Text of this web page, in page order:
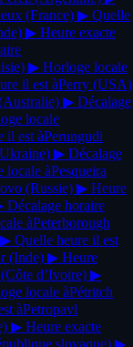
(France) ▶ Quelle
▶ Heure exacte
▶ Horloge locale
il est àPerry (USA)
▶ Décalage
locale
il est àPerungudi
▶ Décalage
locale àPesqueira
(Russie) ▶ Heure
Décalage horaire
àPeterborough
▶ Quelle heure il est
(Inde) ▶ Heure
(Côte d’Ivoire) ▶
locale àPétritch
àPetropavl
▶ Heure exacte
slovaque) ▶